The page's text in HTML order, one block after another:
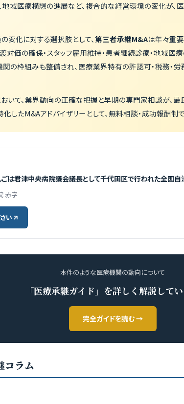
地域医療構想の進展など、複合的な経営環境の変化が、
変化に対する選択肢として、第三者承継M&Aは年々重
対価の確保・スタッフ雇用維持・患者継続診療・地域医
の枠組みも整備され、医療業界特有の許認可・税務・労
いて、業界動向の正確な把握と早期の専門家相談が、
したM&Aアドバイザリーとして、無料相談・成功報酬制
ごは君津中央病院議会議長として千代田区で行われた全国
赤字
い
本件のような医療機関の動向について
「医療承継ガイド」を詳しく解説して
完全ガイドを読む →
コラム